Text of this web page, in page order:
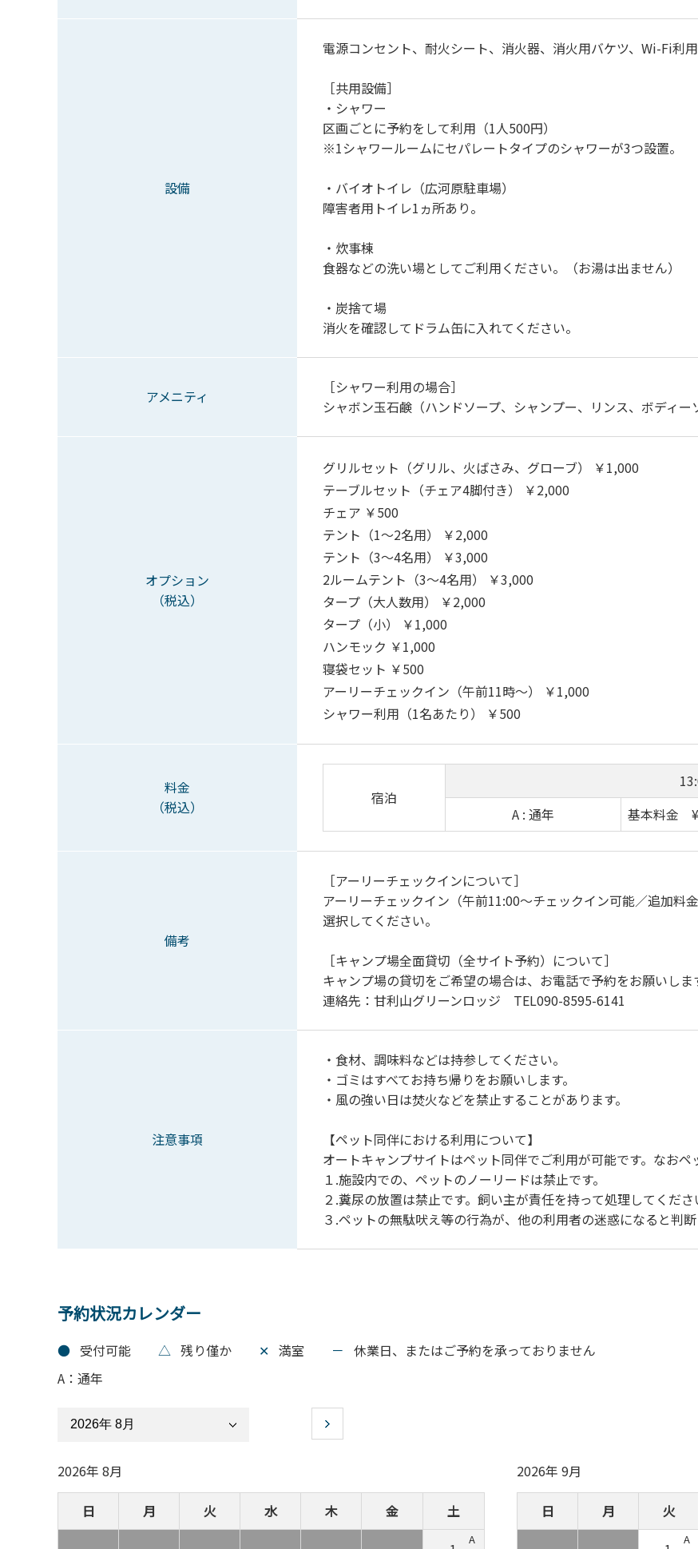
設備
電源コンセント、耐火シート、消火器、消火用バケツ、Wi-Fi利
［共用設備］
・シャワー
区画ごとに予約をして利用（1人500円）
※1シャワールームにセパレートタイプのシャワーが3つ設置。
・バイオトイレ（広河原駐車場）
障害者用トイレ1ヵ所あり。
・炊事棟
食器などの洗い場としてご利用ください。（お湯は出ません）
・炭捨て場
消火を確認してドラム缶に入れてください。
アメニティ
［シャワー利用の場合］
シャボン玉石鹸（ハンドソープ、シャンプー、リンス、ボディ
オプション
（税込）
グリルセット（グリル、火ばさみ、グローブ） ￥1,000
テーブルセット（チェア4脚付き） ￥2,000
チェア ￥500
テント（1～2名用） ￥2,000
テント（3～4名用） ￥3,000
2ルームテント（3～4名用） ￥3,000
タープ（大人数用） ￥2,000
タープ（小） ￥1,000
ハンモック ￥1,000
寝袋セット ￥500
アーリーチェックイン（午前11時～） ￥1,000
シャワー利用（1名あたり） ￥500
料金
（税込）
宿泊
A : 通年
基本料金
備考
［アーリーチェックインについて］
アーリーチェックイン（午前11:00〜チェックイン可能／追加料
選択してください。
［キャンプ場全面貸切（全サイト予約）について］
キャンプ場の貸切をご希望の場合は、お電話で予約をお願いしま
連絡先：甘利山グリーンロッジ TEL090-8595-6141
注意事項
・食材、調味料などは持参してください。
・ゴミはすべてお持ち帰りをお願いします。
・風の強い日は焚火などを禁止することがあります。
【ペット同伴における利用について】
オートキャンプサイトはペット同伴でご利用が可能です。なお
１.施設内での、ペットのノーリードは禁止です。
２.糞尿の放置は禁止です。飼い主が責任を持って処理してくださ
３.ペットの無駄吠え等の行為が、他の利用者の迷惑になると判
予約状況カレンダー
● 受付可能 △ 残り僅か ✕ 満室 － 休業日、またはご予約を承っておりません
A：通年
2026年 8月
日 月 火 水 木 金
土
A
2026年 9月
日 月 火
A